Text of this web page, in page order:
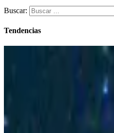
Buscar:
Tendencias